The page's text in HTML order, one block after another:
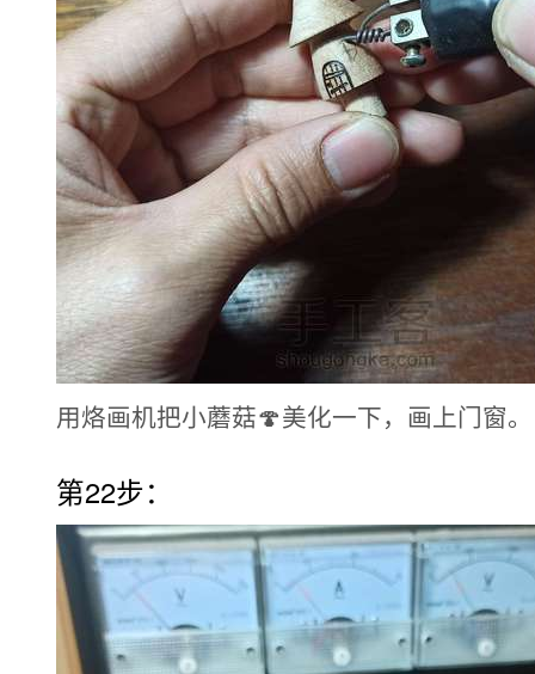
用烙画机把小蘑菇🍄美化一下，画上门窗。
第22步：